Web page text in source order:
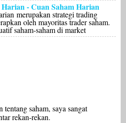
- Cuan Saham Harian
merupakan strategi trading
oleh mayoritas trader saham.
saham-saham di market
saham, saya sangat
rekan-rekan.